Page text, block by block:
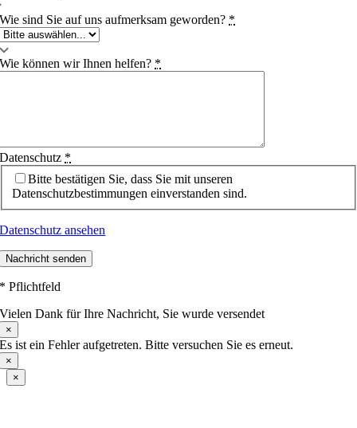
Wie sind Sie auf uns aufmerksam geworden? *
Wie können wir Ihnen helfen? *
Datenschutz *
Bitte bestätigen Sie, dass Sie mit unseren
Datenschutzbestimmungen einverstanden sind.
Datenschutz ansehen
Nachricht senden
* Pflichtfeld
Vielen Dank für Ihre Nachricht, Sie wurde versendet
×
Es ist ein Fehler aufgetreten. Bitte versuchen Sie es erneut.
×
×